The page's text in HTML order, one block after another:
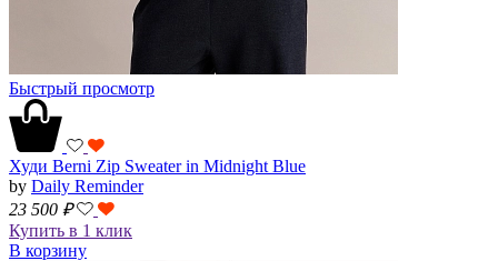
Быстрый просмотр
Худи Berni Zip Sweater in Midnight Blue
by Daily Reminder
23 500 ₽
Купить в 1 клик
В корзину